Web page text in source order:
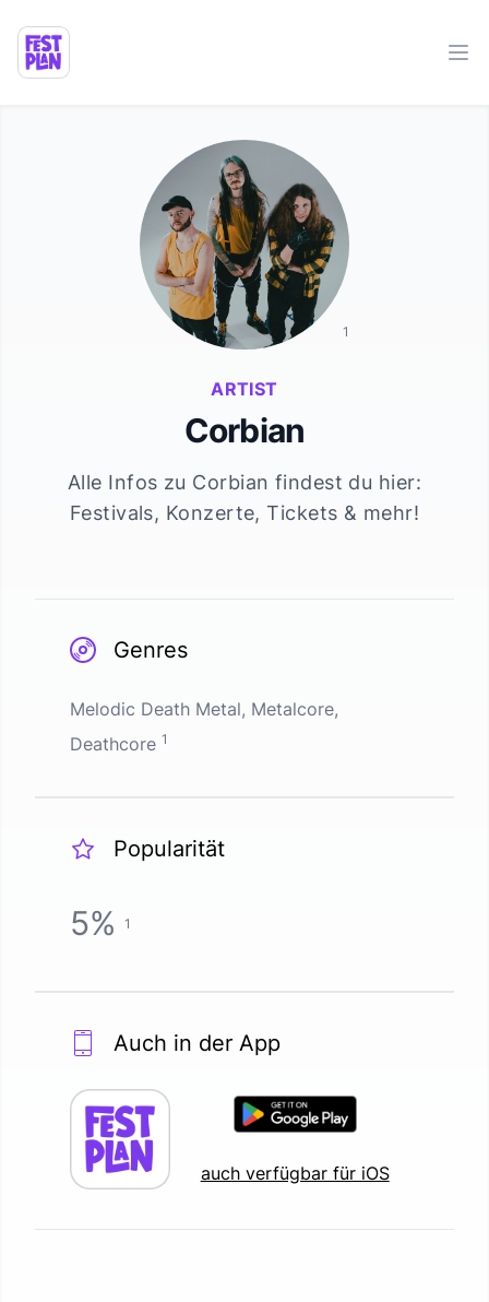
ARTIST
Corbian
Alle Infos zu Corbian findest du hier:
Festivals, Konzerte, Tickets & mehr!
1
Genres
Melodic Death Metal, Metalcore,
Deathcore 1
Popularität
5% 1
Auch in der App
auch verfügbar für iOS